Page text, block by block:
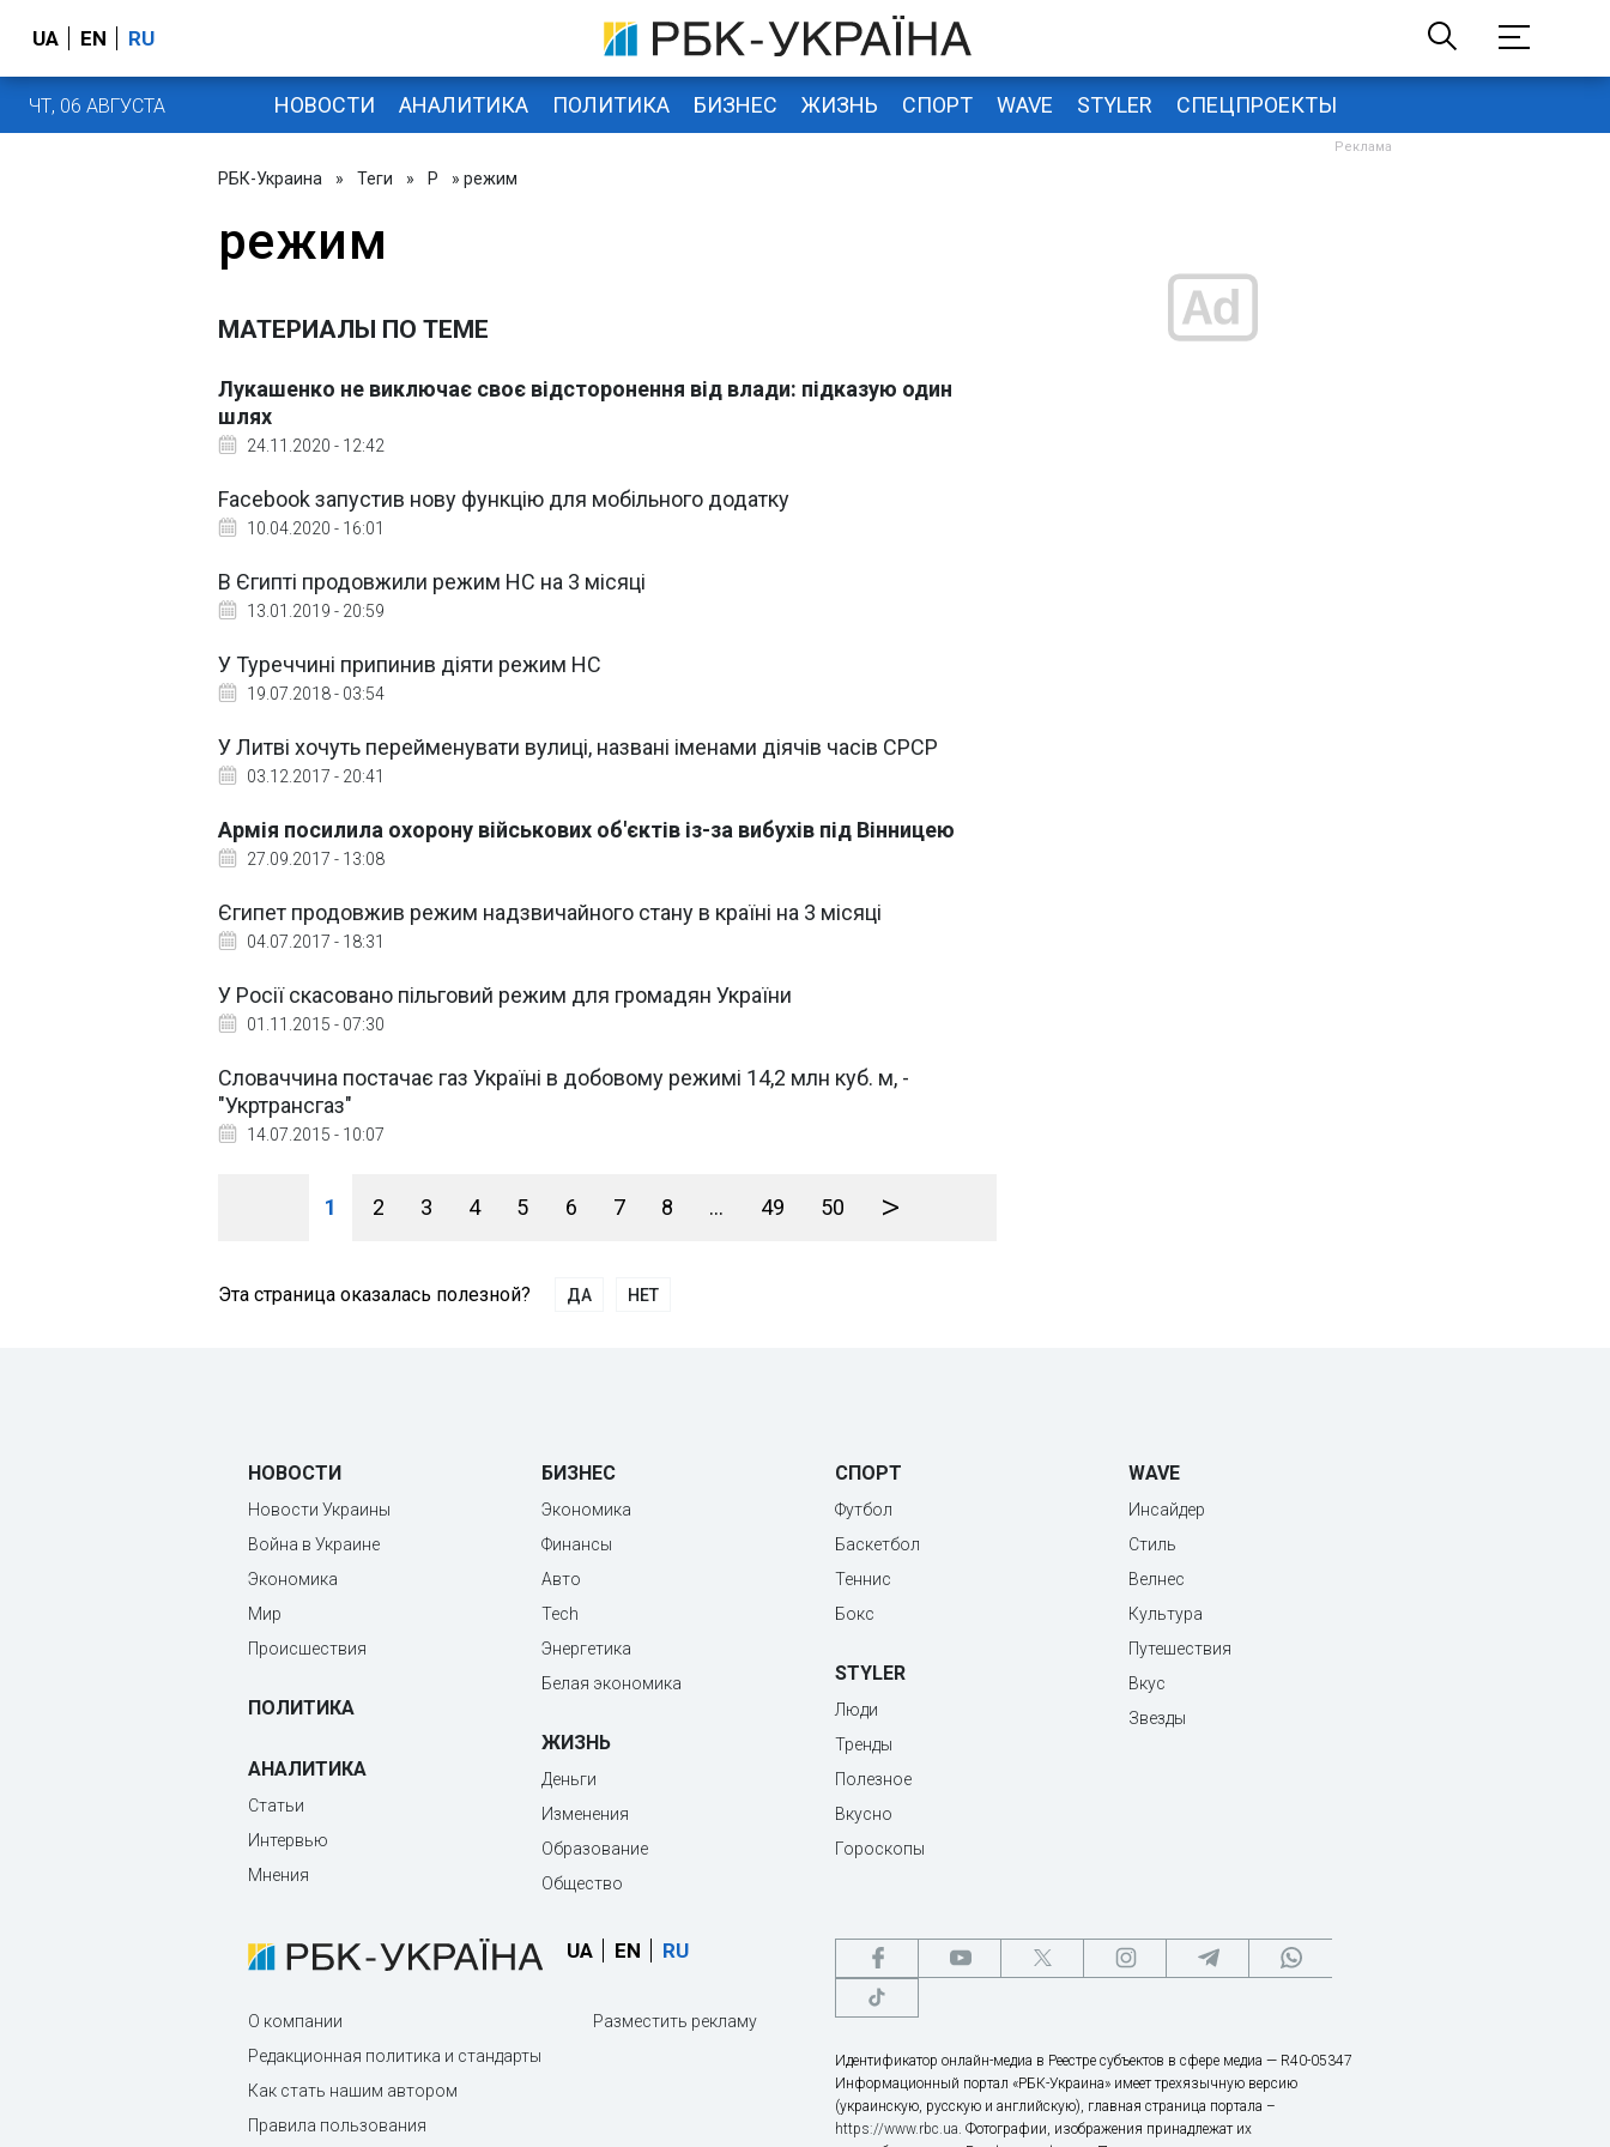
UA EN RU
ЧТ, 06 АВГУСТА НОВОСТИ АНАЛИТИКА ПОЛИТИКА БИЗНЕС ЖИЗНЬ СПОРТ WAVE STYLER СПЕЦПРОЕКТЫ
РБК-Украина » Теги » Р » режим
режим
МАТЕРИАЛЫ ПО ТЕМЕ
Лукашенко не виключає своє відсторонення від влади: підказую один
шлях
24.11.2020 - 12:42
Facebook запустив нову функцію для мобільного додатку
10.04.2020 - 16:01
В Єгипті продовжили режим НС на 3 місяці
13.01.2019 - 20:59
У Туреччині припинив діяти режим НС
19.07.2018 - 03:54
У Литві хочуть перейменувати вулиці, названі іменами діячів часів СРСР
03.12.2017 - 20:41
Армія посилила охорону військових об'єктів із-за вибухів під Вінницею
27.09.2017 - 13:08
Єгипет продовжив режим надзвичайного стану в країні на 3 місяці
04.07.2017 - 18:31
У Росії скасовано пільговий режим для громадян України
01.11.2015 - 07:30
Словаччина постачає газ Україні в добовому режимі 14,2 млн куб. м, -
"Укртрансгаз"
14.07.2015 - 10:07
1 2 3 4 5 6 7 8 ... 49 50 >
Эта страница оказалась полезной? ДА НЕТ
НОВОСТИ
Новости Украины
Война в Украине
Экономика
Мир
Происшествия
ПОЛИТИКА
АНАЛИТИКА
Статьи
Интервью
Мнения
БИЗНЕС
Экономика
Финансы
Авто
Tech
Энергетика
Белая экономика
ЖИЗНЬ
Деньги
Изменения
Образование
Общество
СПОРТ
Футбол
Баскетбол
Теннис
Бокс
STYLER
Люди
Тренды
Полезное
Вкусно
Гороскопы
WAVE
Инсайдер
Стиль
Велнес
Культура
Путешествия
Вкус
Звезды
UA EN RU
О компании
Редакционная политика и стандарты
Как стать нашим автором
Правила пользования
Разместить рекламу
Идентификатор онлайн-медиа в Реестре субъектов в сфере медиа — R40-05347
Информационный портал «РБК-Украина» имеет трехязычную версию
(украинскую, русскую и английскую), главная страница портала –
https://www.rbc.ua. Фотографии, изображения принадлежат их